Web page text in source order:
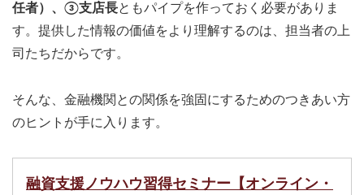
任者）、③支店長ともパイプを作っておく必要がありま
す。提供した情報の価値をより理解するのは、担当者の上
司たちだからです。
そんな、金融機関との関係を強固にするためのつきあい方
のヒントが手に入ります。
融資支援ノウハウ習得セミナー【オンライン・